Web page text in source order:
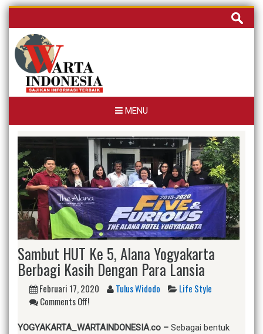
Skip
content
Cari
untuk:
MENU
Sambut HUT Ke 5, Alana Yogyakarta
Berbagi Kasih Dengan Para Lansia
Februari 17, 2020 Tulus Widodo
Life Style
Comments Off!
YOGYAKARTA_WARTAINDONESIA.co – Sebagai bentuk